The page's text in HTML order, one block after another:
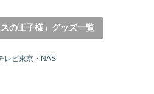
の王子様」グッズ一覧
レビ東京・NAS